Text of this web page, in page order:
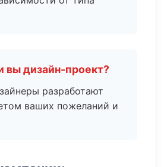
вы дизайн-проект?
разработают
ваших пожеланий и